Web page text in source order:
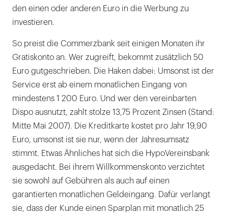
den einen oder anderen Euro in die Werbung zu
investieren.
So preist die Commerzbank seit einigen Monaten ihr
Gratiskonto an. Wer zugreift, bekommt zusätzlich 50
Euro gutgeschrieben. Die Haken dabei: Umsonst ist der
Service erst ab einem monatlichen Eingang von
mindestens 1 200 Euro. Und wer den vereinbarten
Dispo ausnutzt, zahlt stolze 13,75 Prozent Zinsen (Stand:
Mitte Mai 2007). Die Kreditkarte kostet pro Jahr 19,90
Euro, umsonst ist sie nur, wenn der Jahresumsatz
stimmt. Etwas Ähnliches hat sich die HypoVereinsbank
ausgedacht. Bei ihrem Willkommenskonto verzichtet
sie sowohl auf Gebühren als auch auf einen
garantierten monatlichen Geldeingang. Dafür verlangt
sie, dass der Kunde einen Sparplan mit monatlich 25